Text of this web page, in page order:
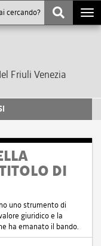
Friuli Venezia
DI
uno strumento di
giuridico e la
ha emanato il bando.